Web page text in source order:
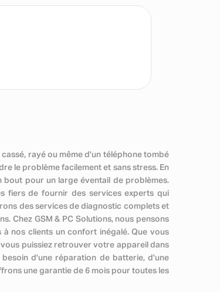
rayé ou même d'un téléphone tombé
le problème facilement et sans stress. En
pour un large éventail de problèmes.
fiers de fournir des services experts qui
des services de diagnostic complets et
Chez GSM & PC Solutions, nous pensons
nos clients un confort inégalé. Que vous
puissiez retrouver votre appareil dans
d'une réparation de batterie, d'une
une garantie de 6 mois pour toutes les